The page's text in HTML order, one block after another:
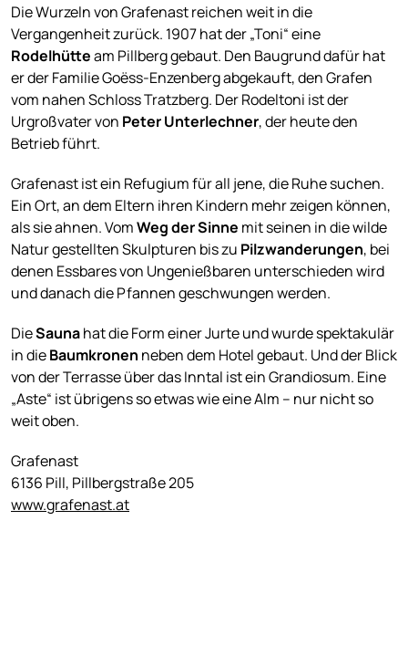
Die Wurzeln von Grafenast reichen weit in die
Vergangenheit zurück. 1907 hat der „Toni“ eine
Rodelhütteam Pillberg gebaut. Den Baugrund dafür hat
er der Familie Goëss-Enzenberg abgekauft, den Grafen
vom nahen Schloss Tratzberg. Der Rodeltoni ist der
Urgroßvater von Peter Unterlechner, der heute den
Betrieb führt.
Grafenast ist ein Refugium für all jene, die Ruhe suchen.
Ein Ort, an dem Eltern ihren Kindern mehr zeigen können,
als sie ahnen. VomWeg der Sinne mit seinen in die wilde
Natur gestellten Skulpturen bis zu Pilzwanderungen, bei
denen Essbares von Ungenießbaren unterschieden wird
und danach die Pfannen geschwungen werden.
DieSaunahat die Form einer Jurte und wurde spektakulär
in dieBaumkronen neben dem Hotel gebaut. Und der Blick
von der Terrasse über das Inntal ist ein Grandiosum. Eine
„Aste“ ist übrigens so etwas wie eine Alm – nur nicht so
weit oben.
Grafenast
6136 Pill, Pillbergstraße 205
www.grafenast.at